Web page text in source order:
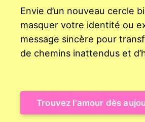
Envie d’un nouveau cercle
masquer votre identité ou
message sincère pour
de chemins inattendus et
Trouvez l'amour dès